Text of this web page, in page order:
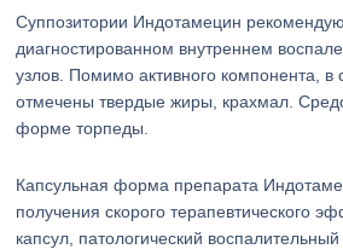
Суппозитории Индотамецин
диагностированном внутреннем
узлов. Помимо активного компонента, в
отмечены твердые жиры, крахмал.
форме торпеды.
Капсульная форма препарата
получения скорого терапевтического
капсул, патологический